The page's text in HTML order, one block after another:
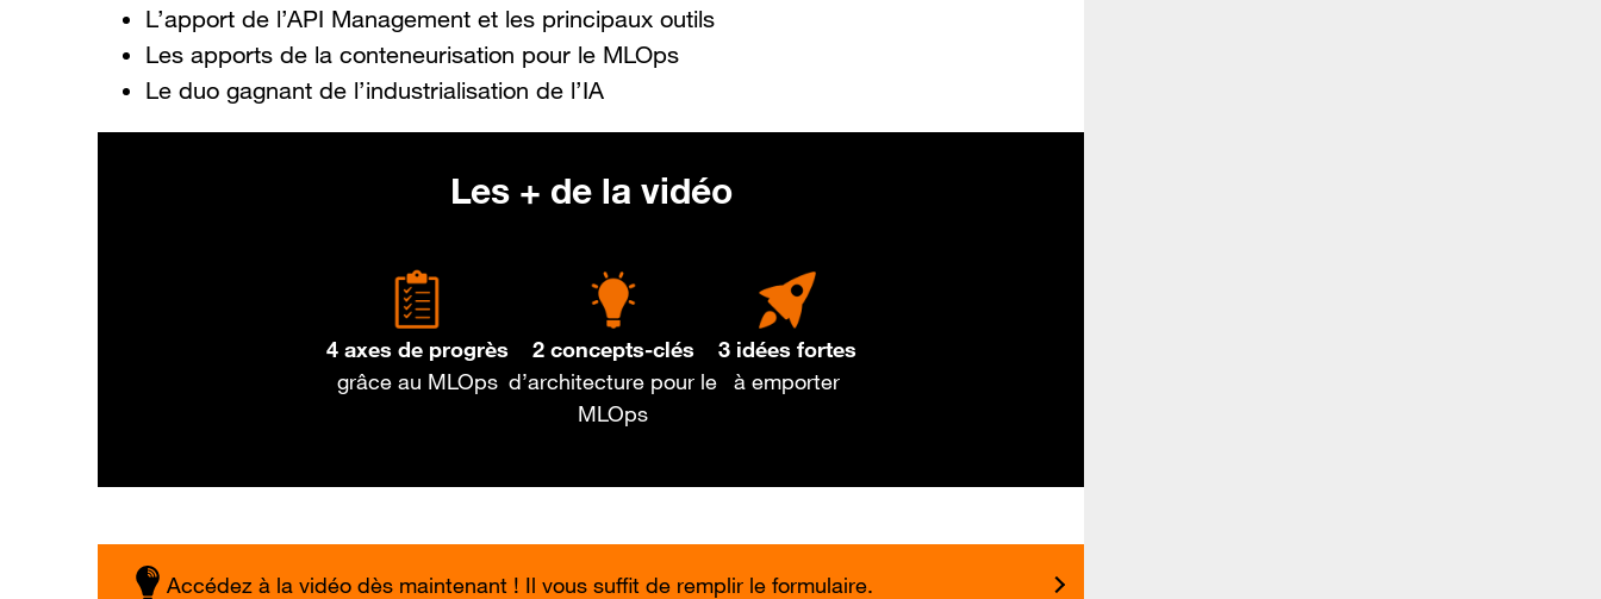
L’apport de l’API Management et les principaux outils
Les apports de la conteneurisation pour le MLOps
Le duo gagnant de l’industrialisation de l’IA
Les + de la vidéo
4 axes de progrès
grâce au MLOps
2 concepts-clés
d’architecture pour le
MLOps
3 idées fortes
à emporter
Accédez à la vidéo dès maintenant ! Il vous suffit de remplir le formulaire.